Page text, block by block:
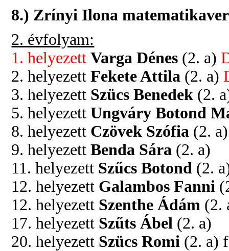
8.) Zrínyi Ilona
2. évfolyam:
1. helyezett Varga Dénes (2. a)
2. helyezettFekete Attila (2. a)
3. helyezett Szücs Benedek (2.
5. helyezett Ungváry Botond
8. helyezett Czövek Szófia (2. a)
9. helyezettBenda Sára (2. a)
11. helyezett Szűcs Botond (2.
12. helyezett Galambos Fanni
12. helyezett Szenthe Ádám (2.
17. helyezett Szűts Ábel (2. a)
20. helyezett Szücs Romi (2. a)